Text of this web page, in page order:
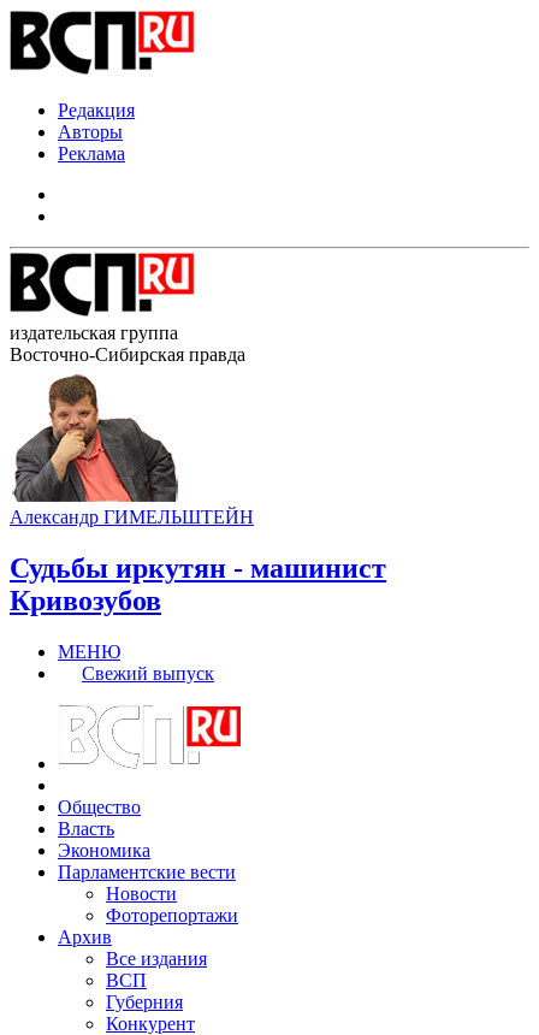
Редакция
Авторы
Реклама
издательская группа
Восточно-Сибирская правда
Александр ГИМЕЛЬШТЕЙН
Судьбы иркутян - машинист
Кривозубов
МЕНЮ
Свежий выпуск
Общество
Власть
Экономика
Парламентские вести
Новости
Фоторепортажи
Архив
Все издания
ВСП
Губерния
Конкурент